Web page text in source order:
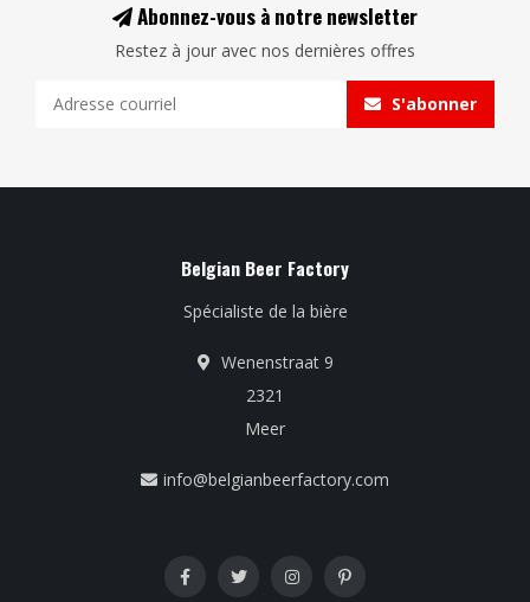
Abonnez-vous à notre newsletter
Restez à jour avec nos dernières offres
S'abonner
Belgian Beer Factory
Spécialiste de la bière
Wenenstraat 9
2321
Meer
info@belgianbeerfactory.com